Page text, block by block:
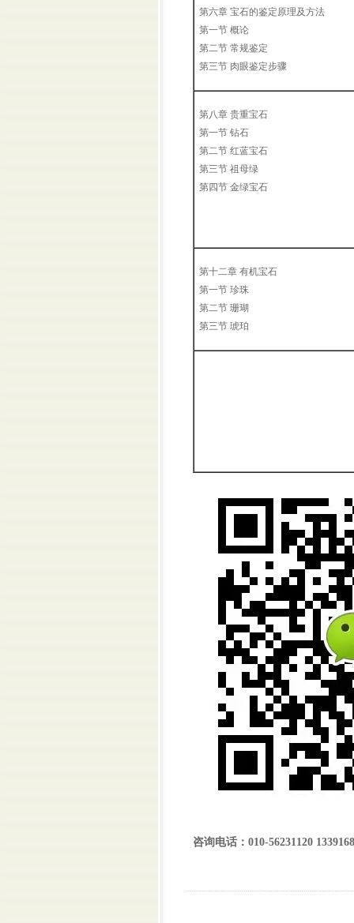
第六章 宝石的鉴定原理及方法
第一节 概论
第二节 常规鉴定
第三节 肉眼鉴定步骤
第八章 贵重宝石
第一节 钻石
第二节 红蓝宝石
第三节 祖母绿
第四节 金绿宝石
第十二章 有机宝石
第一节 珍珠
第二节 珊瑚
第三节 琥珀
咨询电话：010-56231120